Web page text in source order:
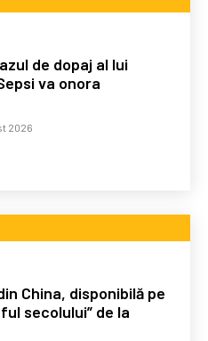
de dopaj al lui
va onora
2026
China, disponibilă pe
secolului” de la